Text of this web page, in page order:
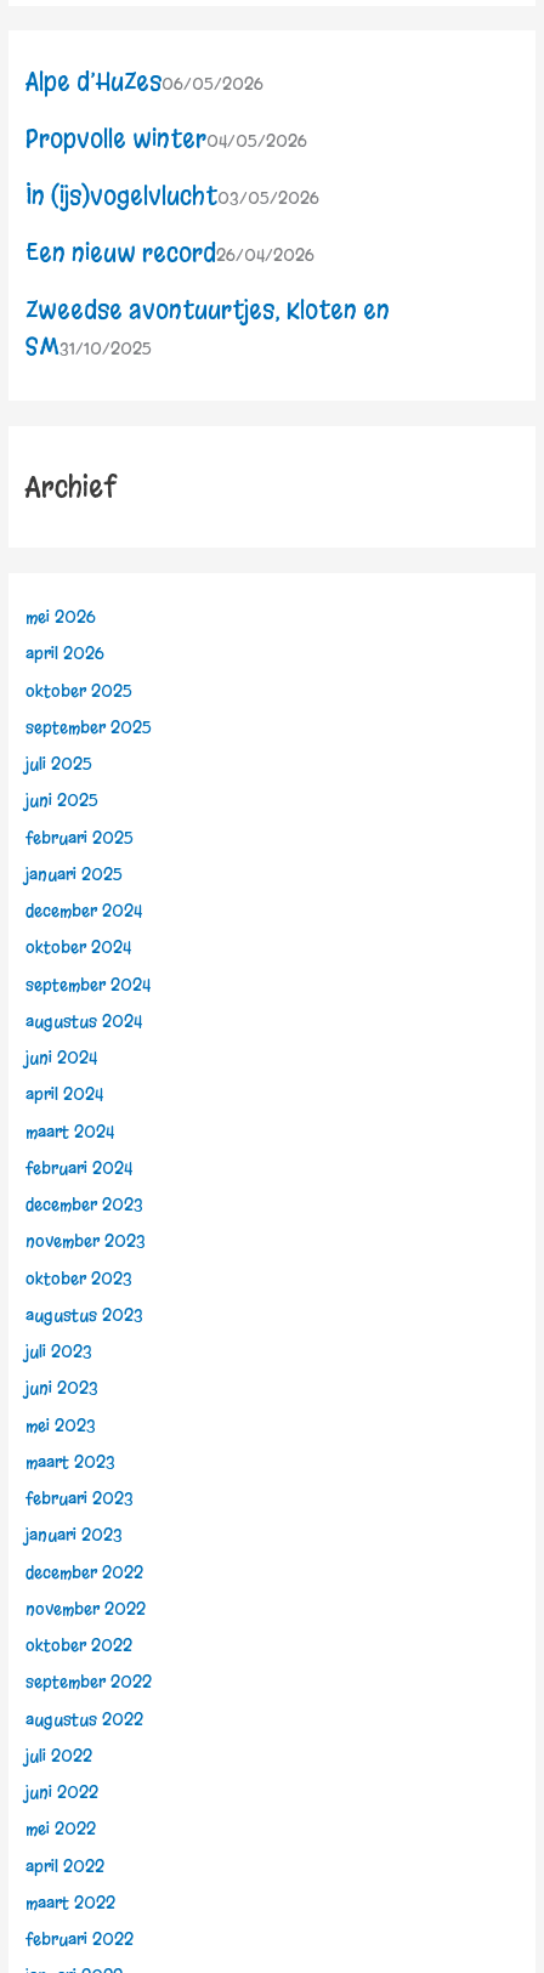
Alpe d’HuZes06/05/2026
Propvolle winter04/05/2026
In (ijs)vogelvlucht03/05/2026
Een nieuw record26/04/2026
Zweedse avontuurtjes, Kloten en
SM31/10/2025
Archief
mei 2026
april 2026
oktober 2025
september 2025
juli 2025
juni 2025
februari 2025
januari 2025
december 2024
oktober 2024
september 2024
augustus 2024
juni 2024
april 2024
maart 2024
februari 2024
december 2023
november 2023
oktober 2023
augustus 2023
juli 2023
juni 2023
mei 2023
maart 2023
februari 2023
januari 2023
december 2022
november 2022
oktober 2022
september 2022
augustus 2022
juli 2022
juni 2022
mei 2022
april 2022
maart 2022
februari 2022